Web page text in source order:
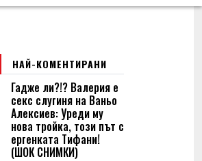
НАЙ-КОМЕНТИРАНИ
Гадже ли?!? Валерия е
секс слугиня на Ваньо
Алексиев: Уреди му
нова тройка, този път с
ергенката Тифани!
(ШОК СНИМКИ)